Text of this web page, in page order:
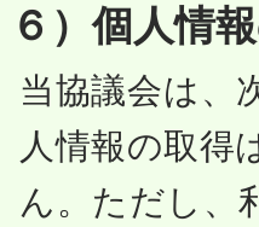
）個人情
当協議会は、
人情報の取得
ん。ただし、